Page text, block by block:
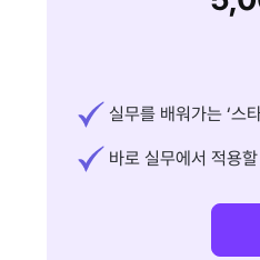
실무를 배워가는 ‘스
바로 실무에서 적용